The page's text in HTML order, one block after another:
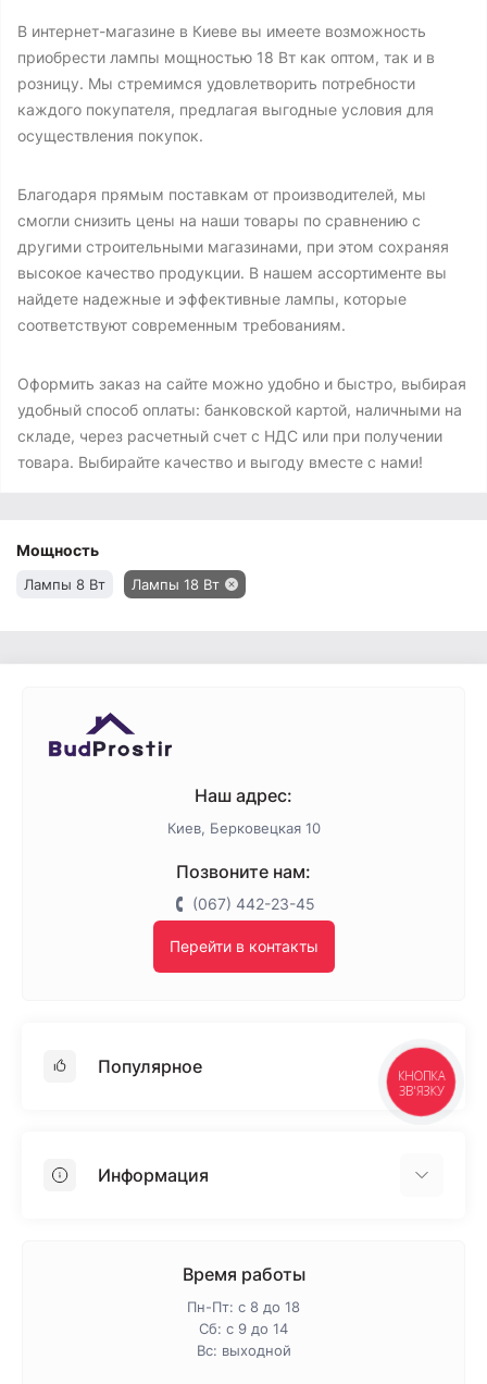
В интернет-магазине в Киеве вы имеете возможность
приобрести лампы мощностью 18 Вт как оптом, так и в
розницу. Мы стремимся удовлетворить потребности
каждого покупателя, предлагая выгодные условия для
осуществления покупок.
Благодаря прямым поставкам от производителей, мы
смогли снизить цены на наши товары по сравнению с
другими строительными магазинами, при этом сохраняя
высокое качество продукции. В нашем ассортименте вы
найдете надежные и эффективные лампы, которые
соответствуют современным требованиям.
Оформить заказ на сайте можно удобно и быстро, выбирая
удобный способ оплаты: банковской картой, наличными на
складе, через расчетный счет с НДС или при получении
товара. Выбирайте качество и выгоду вместе с нами!
Мощность
Лампы 8 Вт Лампы 18 Вт
Наш адрес:
Киев, Берковецкая 10
Позвоните нам:
(067) 442-23-45
Перейти в контакты
Популярное
ПенопластИнформация
Время работы
Пн-Пт: с 8 до 18
Сб: с 9 до 14
Вс: выходной
КНОПКА
ЗВ'ЯЗКУ